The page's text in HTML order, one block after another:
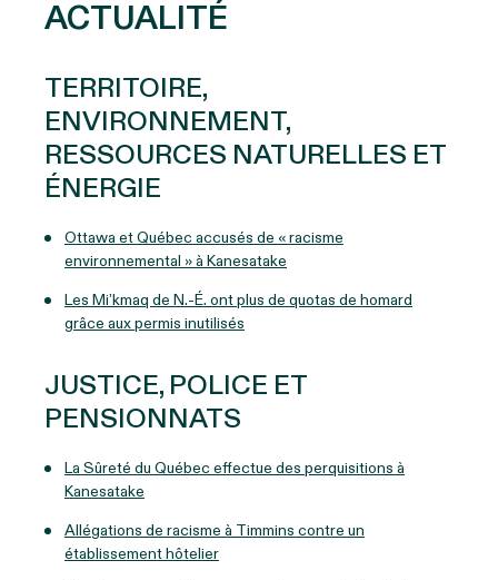
ACTUALITÉ
TERRITOIRE,
ENVIRONNEMENT,
RESSOURCES NATURELLES ET
ÉNERGIE
Ottawa et Québec accusés de « racisme
environnemental » à Kanesatake
Les Mi’kmaq de N.-É. ont plus de quotas de homard
grâce aux permis inutilisés
JUSTICE, POLICE ET
PENSIONNATS
La Sûreté du Québec effectue des perquisitions à
Kanesatake
Allégations de racisme à Timmins contre un
établissement hôtelier